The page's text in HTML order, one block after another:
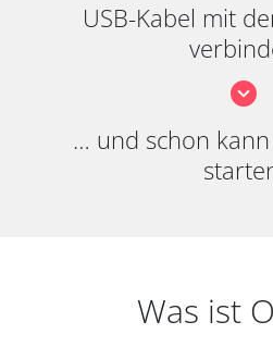
USB-Kabel mit
… und schon
Was ist